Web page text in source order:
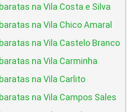
na Vila Costa e Silva
na Vila Chico Amaral
na Vila Castelo Branco
na Vila Carminha
na Vila Carlito
na Vila Campos Sales